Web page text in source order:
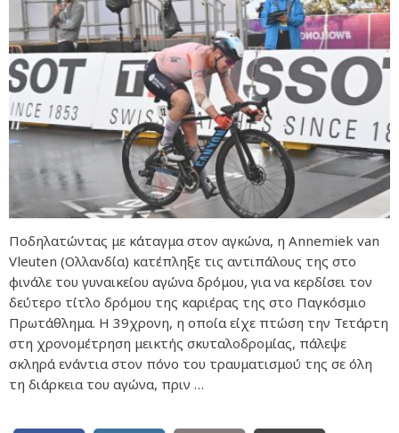
Ποδηλατώντας με κάταγμα στον αγκώνα, η Annemiek van
Vleuten (Ολλανδία) κατέπληξε τις αντιπάλους της στο
φινάλε του γυναικείου αγώνα δρόμου, για να κερδίσει τον
δεύτερο τίτλο δρόμου της καριέρας της στο Παγκόσμιο
Πρωτάθλημα. Η 39χρονη, η οποία είχε πτώση την Τετάρτη
στη χρονομέτρηση μεικτής σκυταλοδρομίας, πάλεψε
σκληρά ενάντια στον πόνο του τραυματισμού της σε όλη
τη διάρκεια του αγώνα, πριν …